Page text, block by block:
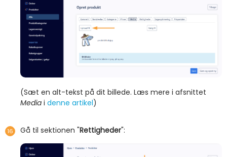
(Sæt en alt-tekst på dit billede. Læs mere i afsnittet
Media i denne artikel)
Gå til sektionen "Rettigheder":